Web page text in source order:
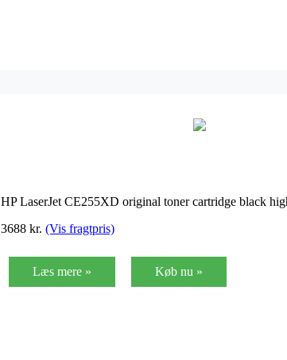
HP LaserJet CE255XD original toner cartridge black
3688 kr. (Vis fragtpris)
Læs mere » Køb nu »